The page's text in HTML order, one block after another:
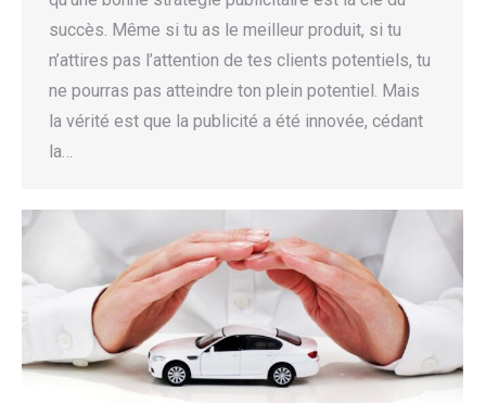
succès. Même si tu as le meilleur produit, si tu
n’attires pas l’attention de tes clients potentiels, tu
ne pourras pas atteindre ton plein potentiel. Mais
la vérité est que la publicité a été innovée, cédant
la…